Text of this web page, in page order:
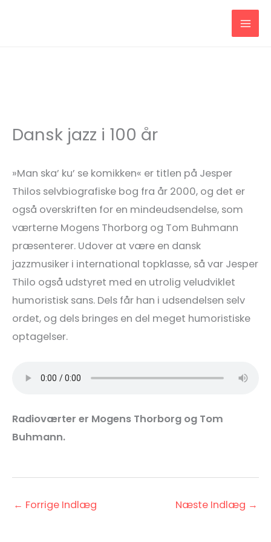
Dansk jazz i 100 år
»Man ska’ ku’ se komikken« er titlen på Jesper
Thilos selvbiografiske bog fra år 2000, og det er
også overskriften for en mindeudsendelse, som
værterne Mogens Thorborg og Tom Buhmann
præsenterer. Udover at være en dansk
jazzmusiker i international topklasse, så var Jesper
Thilo også udstyret med en utrolig veludviklet
humoristisk sans. Dels får han i udsendelsen selv
ordet, og dels bringes en del meget humoristiske
optagelser.
Radioværter er Mogens Thorborg og Tom
Buhmann.
← Forrige Indlæg Næste Indlæg →